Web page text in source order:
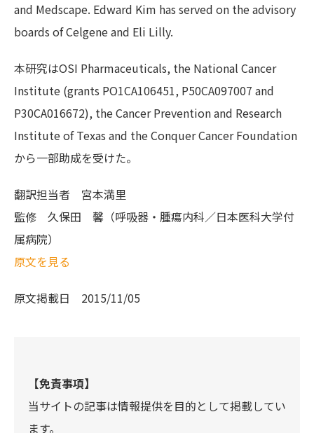
and Medscape. Edward Kim has served on the advisory
boards of Celgene and Eli Lilly.
本研究はOSI Pharmaceuticals, the National Cancer
Institute (grants PO1CA106451, P50CA097007 and
P30CA016672), the Cancer Prevention and Research
Institute of Texas and the Conquer Cancer Foundation
から一部助成を受けた。
翻訳担当者 宮本満里
監修 久保田 馨（呼吸器・腫瘍内科／日本医科大学付
属病院）
原文を見る
原文掲載日 2015/11/05
【免責事項】
当サイトの記事は情報提供を目的として掲載してい
ます。